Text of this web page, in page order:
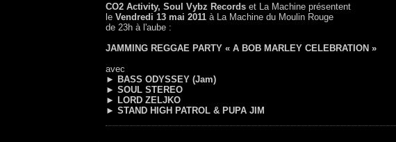
CO2 Activity, Soul Vybz Records et La Machine présentent
le Vendredi 13 mai 2011 à La Machine du Moulin Rouge
de 23h à l'aube :
JAMMING REGGAE PARTY « A BOB MARLEY CELEBRATION »
avec
► BASS ODYSSEY (Jam)
► SOUL STEREO
► LORD ZELJKO
► STAND HIGH PATROL & PUPA JIM